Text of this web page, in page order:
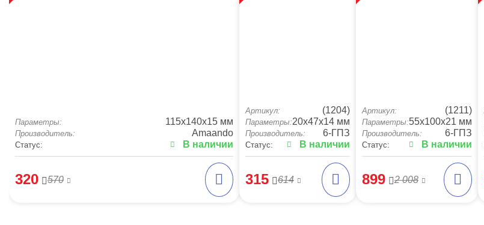
Параметры: 115x140x15 мм
Производитель: Amaando
Статус: В наличии
320 570
Артикул: (1204)
Параметры:20x47x14 мм
Производитель: 6-ГПЗ
Статус: В наличии
315 614
Артикул: (1211)
Параметры:55x100x21 мм
Производитель: 6-ГПЗ
Статус: В наличии
899 2 008